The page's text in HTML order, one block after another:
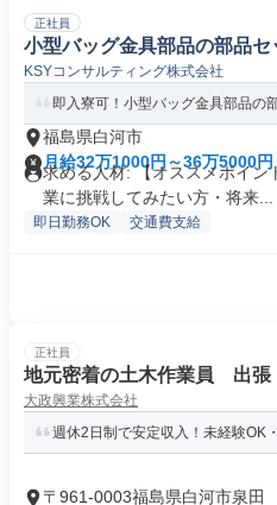
正社員
小型バッグ金具部品の部品セ
KSYコンサルティング株式会社
即入寮可！小型バッグ金具部品の
福島県白河市
月給32万1000円～36万5000円
求める人材: 【オススメポイン
業に挑戦してみたい方・将来...
即日勤務OK 交通費支給
正社員
地元密着の土木作業員 出張
大政興業株式会社
週休2日制で安定収入！未経験OK
〒961-0003福島県白河市泉田